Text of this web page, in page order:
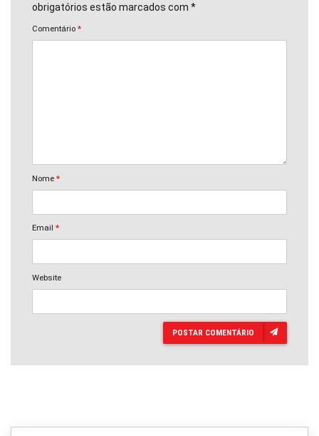
obrigatórios estão marcados com *
Comentário *
Nome *
Email *
Website
POSTAR COMENTÁRIO